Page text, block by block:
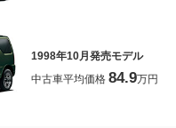
1998年10月発売モデル
中古車平均価格 84.9万円